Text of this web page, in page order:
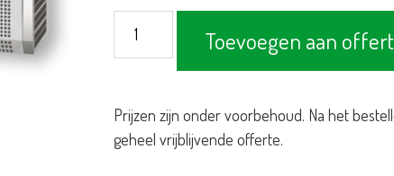
tafelmodel
deksel
aantal
Toevoegen aan
Prijzen zijn onder voorbehoud. Na het
geheel vrijblijvende offerte.